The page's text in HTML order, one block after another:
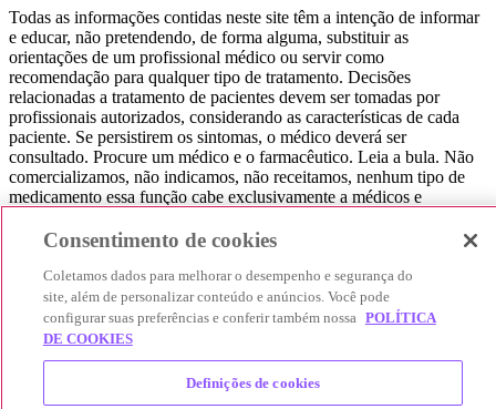
Todas as informações contidas neste site têm a intenção de informar
e educar, não pretendendo, de forma alguma, substituir as
orientações de um profissional médico ou servir como
recomendação para qualquer tipo de tratamento. Decisões
relacionadas a tratamento de pacientes devem ser tomadas por
profissionais autorizados, considerando as características de cada
paciente. Se persistirem os sintomas, o médico deverá ser
consultado. Procure um médico e o farmacêutico. Leia a bula. Não
comercializamos, não indicamos, não receitamos, nenhum tipo de
medicamento essa função cabe exclusivamente a médicos e
consultar seu médico. Não somos uma loja ou marketplace, ou seja,
que você encontre o preço mais barato, comparando os preços de
produtos farmacêuticos. Contribuímos e damos auxílio para que sua
experiência seja bem-sucedida, mas a finalização da compra
acontece nos sites das nossas lojas parceiras.
© 2025 Afya Participações S.A. - todos os direitos reservados.
Alameda Lorena, 269 - Jardim Paulista - São Paulo / SP - CEP.:
Consentimento de cookies
Coletamos dados para melhorar o desempenho e segurança do
site, além de personalizar conteúdo e anúncios. Você pode
configurar suas preferências e conferir também nossa POLÍTICA
DE COOKIES
Definições de cookies